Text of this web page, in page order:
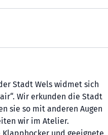
Stadt Wels widmet sich
Wir erkunden die Stadt
sie so mit anderen Augen
wir im Atelier.